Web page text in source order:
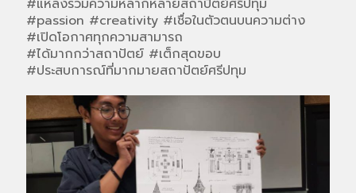
#แหล่งร่วมความหลากหลายสถาปัตย์ศรีปทุม
#passion #creativity #เชื่อในตัวตนบนความต่าง
#เปิดโอกาศทุกความสามารถ
#ได้มากกว่าสถาปัตย์ #เต็กสุดขอบ
#ประสบการณ์ที่มากมายสถาปัตย์ศรีปทุม